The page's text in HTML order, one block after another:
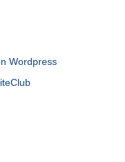
Wordpress